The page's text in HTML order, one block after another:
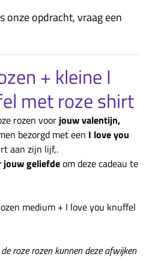
onze opdracht, vraag een
+ kleine I
met roze shirt
rozen voorjouw valentijn,
bezorgd met een I love you
aan zijn lijf,.
jouw geliefdeom deze cadeau te
medium + I love you knuffel
roze rozen kunnen deze afwijken